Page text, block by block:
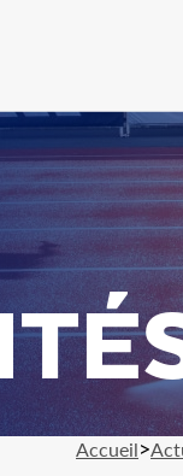
Accueil>